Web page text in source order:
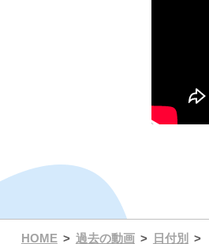
HOME 過去の動画 日付別